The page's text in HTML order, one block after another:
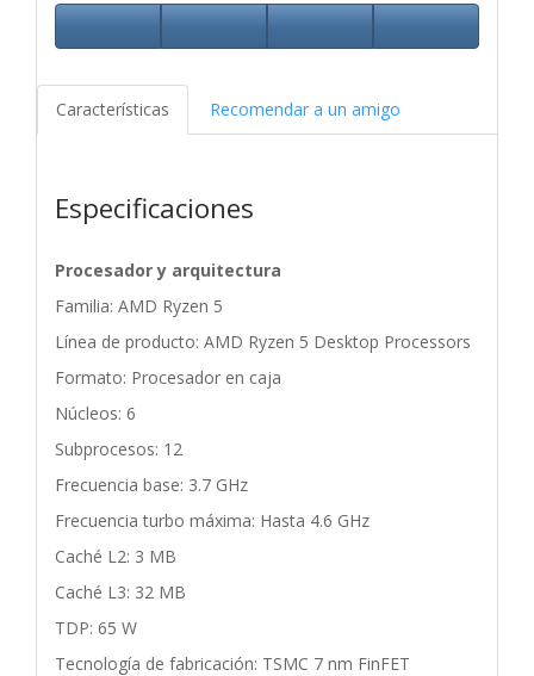
Características Recomendar a un amigo
Especificaciones
Procesador y arquitectura
Familia: AMD Ryzen 5
Línea de producto: AMD Ryzen 5 Desktop Processors
Formato: Procesador en caja
Núcleos: 6
Subprocesos: 12
Frecuencia base: 3.7 GHz
Frecuencia turbo máxima: Hasta 4.6 GHz
Caché L2: 3 MB
Caché L3: 32 MB
TDP: 65 W
Tecnología de fabricación: TSMC 7 nm FinFET